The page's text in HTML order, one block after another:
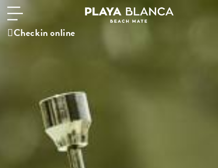
Checkin online